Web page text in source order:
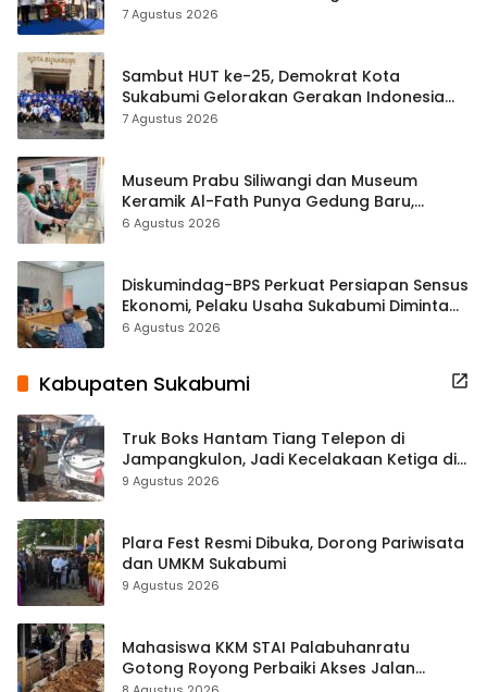
Tradisional
7 Agustus 2026
Sambut HUT ke-25, Demokrat Kota
Sukabumi Gelorakan Gerakan Indonesia
ASRI Lewat Aksi Bersih Masjid Agung
7 Agustus 2026
Museum Prabu Siliwangi dan Museum
Keramik Al-Fath Punya Gedung Baru,
Hampir 500 Koleksi Dipisahkan
6 Agustus 2026
Diskumindag-BPS Perkuat Persiapan Sensus
Ekonomi, Pelaku Usaha Sukabumi Diminta
Terbuka Beri Data
6 Agustus 2026
Kabupaten Sukabumi
Truk Boks Hantam Tiang Telepon di
Jampangkulon, Jadi Kecelakaan Ketiga di
Titik yang Sama
9 Agustus 2026
Plara Fest Resmi Dibuka, Dorong Pariwisata
dan UMKM Sukabumi
9 Agustus 2026
Mahasiswa KKM STAI Palabuhanratu
Gotong Royong Perbaiki Akses Jalan